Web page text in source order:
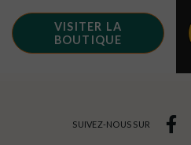
VISITER LA
BOUTIQUE
SUIVEZ-NOUS SUR